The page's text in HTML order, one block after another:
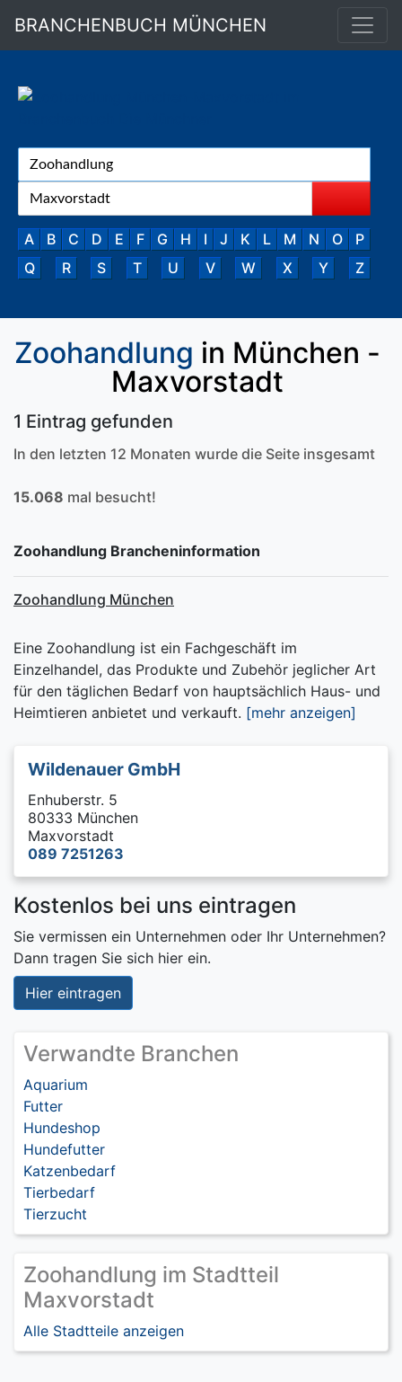
BRANCHENBUCH MÜNCHEN
A B C D E F G H I J K L M N O
P
Q
R S T U V W X Y Z
Zoohandlung in München -
Maxvorstadt
1 Eintrag gefunden
In den letzten 12 Monaten wurde die Seite insgesamt
15.068 mal besucht!
Zoohandlung Brancheninformation
Zoohandlung München
Eine Zoohandlung ist ein Fachgeschäft im
Einzelhandel, das Produkte und Zubehör jeglicher Art
für den täglichen Bedarf von hauptsächlich Haus- und
Heimtieren anbietet und verkauft. [mehr anzeigen]
Wildenauer GmbH
Enhuberstr. 5
80333 München
Maxvorstadt
089 7251263
Kostenlos bei uns eintragen
Sie vermissen ein Unternehmen oder Ihr Unternehmen?
Dann tragen Sie sich hier ein.
Hier eintragen
Verwandte Branchen
Aquarium
Futter
Hundeshop
Hundefutter
Katzenbedarf
Tierbedarf
Tierzucht
Zoohandlung im Stadtteil
Maxvorstadt
Alle Stadtteile anzeigen